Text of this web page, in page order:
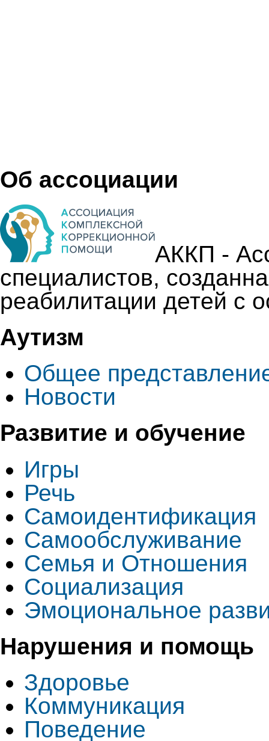
Об ассоциации
АККП -
специалистов,
реабилитации детей с
Аутизм
Общее
Новости
Развитие и oбучение
Игры
Речь
Самоидентификация
Самообслуживание
Семья и Отношения
Социализация
Эмоциональное
Нарушения и помощь
Здоровье
Коммуникация
Поведение